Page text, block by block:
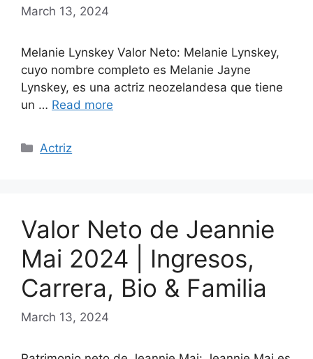
March 13, 2024
Melanie Lynskey Valor Neto: Melanie Lynskey,
cuyo nombre completo es Melanie Jayne
Lynskey, es una actriz neozelandesa que tiene
un … Read more
Categories
Actriz
Valor Neto de Jeannie
Mai 2024 | Ingresos,
Carrera, Bio & Familia
March 13, 2024